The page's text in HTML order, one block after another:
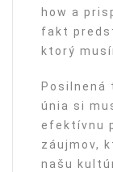
how a
fakt
ktorý
Posilnená
únia si
efektívnu
záujmov,
našu